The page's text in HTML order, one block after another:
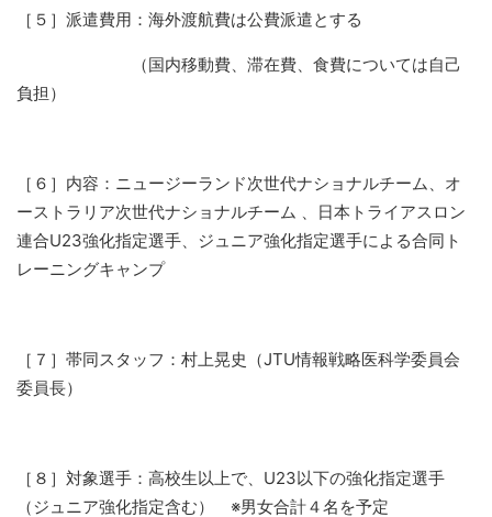
［５］派遣費用：海外渡航費は公費派遣とする
（国内移動費、滞在費、食費については自己
負担）
［６］内容：ニュージーランド次世代ナショナルチーム、オ
ーストラリア次世代ナショナルチーム 、日本トライアスロン
連合U23強化指定選手、ジュニア強化指定選手による合同ト
レーニングキャンプ
［７］帯同スタッフ：村上晃史（JTU情報戦略医科学委員会
委員長）
［８］対象選手：高校生以上で、U23以下の強化指定選手
（ジュニア強化指定含む） ※男女合計４名を予定